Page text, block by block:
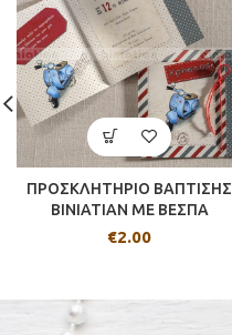
ΠΡΟΣΚΛΗΤΗΡΙΟ ΒΑΠΤΙΣΗΣ
BINIATIAN ME ΒΕΣΠΑ
€2.00